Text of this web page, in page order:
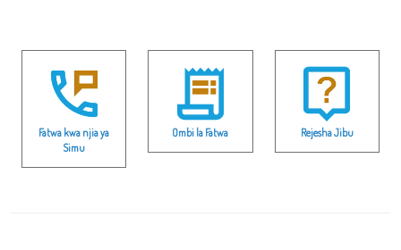
Fatwa kwa njia ya
Simu
Ombi la Fatwa Rejesha Jibu